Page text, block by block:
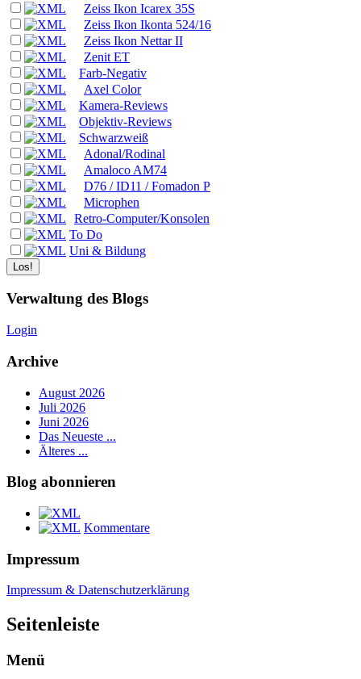
Zeiss Ikon Icarex 35S
Zeiss Ikon Ikonta 524/16
Zeiss Ikon Nettar II
Zenit ET
Farb-Negativ
Axel Color
Kamera-Reviews
Objektiv-Reviews
Schwarzweiß
Adonal/Rodinal
Amaloco AM74
D76 / ID11 / Fomadon P
Microphen
Retro-Computer/Konsolen
To Do
Uni & Bildung
Verwaltung des Blogs
Login
Archive
August 2026
Juli 2026
Juni 2026
Das Neueste ...
Älteres ...
Blog abonnieren
Kommentare
Impressum
Impressum & Datenschutzerklärung
Seitenleiste
Menü